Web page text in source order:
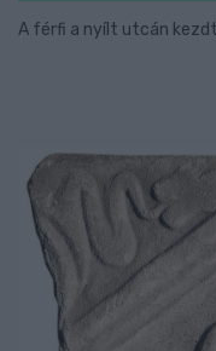
A férfi a nyílt utcán